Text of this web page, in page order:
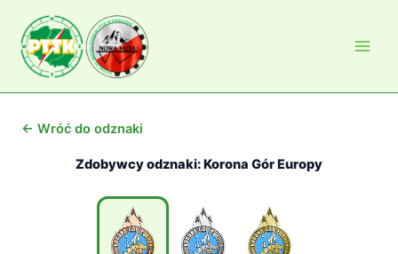
treści
← Wróć do odznaki
Zdobywcy odznaki: Korona Gór Europy